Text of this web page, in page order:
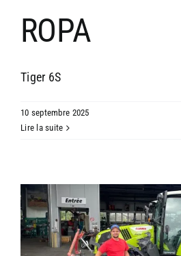
ROPA
Tiger 6S
10 septembre 2025
Lire la suite